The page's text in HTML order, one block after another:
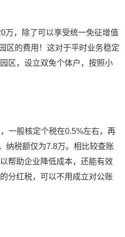
，除了可以享受统一免征增值
区的费用！这对于平时业务稳定
区，设立双免个体户，按照小
一般核定个税在0.5%左右，再
纳税额仅为7.8万。相比较查账
帮助企业降低成本，还能有效
分红税，可以不用成立对公账